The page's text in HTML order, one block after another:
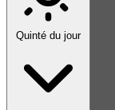
Quinté du jour